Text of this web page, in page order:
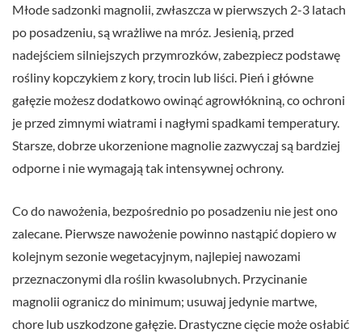
Młode sadzonki magnolii, zwłaszcza w pierwszych 2-3 latach
po posadzeniu, są wrażliwe na mróz. Jesienią, przed
nadejściem silniejszych przymrozków, zabezpiecz podstawę
rośliny kopczykiem z kory, trocin lub liści. Pień i główne
gałęzie możesz dodatkowo owinąć agrowłókniną, co ochroni
je przed zimnymi wiatrami i nagłymi spadkami temperatury.
Starsze, dobrze ukorzenione magnolie zazwyczaj są bardziej
odporne i nie wymagają tak intensywnej ochrony.
Co do nawożenia, bezpośrednio po posadzeniu nie jest ono
zalecane. Pierwsze nawożenie powinno nastąpić dopiero w
kolejnym sezonie wegetacyjnym, najlepiej nawozami
przeznaczonymi dla roślin kwasolubnych. Przycinanie
magnolii ogranicz do minimum; usuwaj jedynie martwe,
chore lub uszkodzone gałęzie. Drastyczne cięcie może osłabić